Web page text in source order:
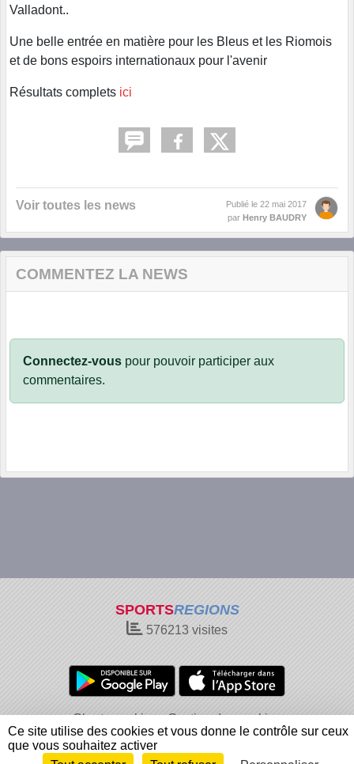
Valladont..
Une belle entrée en matière pour les Bleus et les Riomois
et de bons espoirs internationaux pour l'avenir
Résultats complets ici
Voir toutes les news Publié le 22 mai 2017
par Henry BAUDRY
COMMENTEZ LA NEWS
Connectez-vous pour pouvoir participer aux
commentaires.
SPORTSREGIONS
576213 visites
Charte cookies
Gestion des cookies
Informations légales
Signaler un contenu inapproprié
Ce site utilise des cookies et vous donne le contrôle sur ceux
que vous souhaitez activer